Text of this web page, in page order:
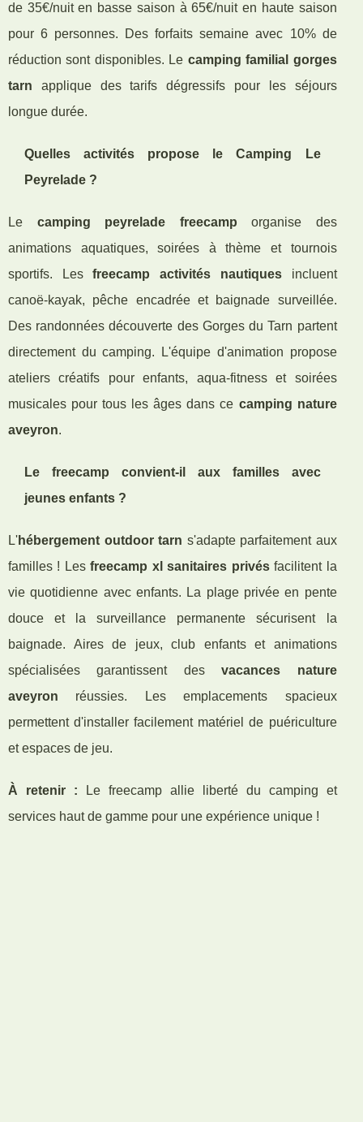
de 35€/nuit en basse saison à 65€/nuit en haute saison
pour 6 personnes. Des forfaits semaine avec 10% de
réduction sont disponibles. Le camping familial gorges
tarn applique des tarifs dégressifs pour les séjours
longue durée.
Quelles activités propose le Camping Le
Peyrelade ?
Le camping peyrelade freecamp organise des
animations aquatiques, soirées à thème et tournois
sportifs. Lesfreecamp activités nautiquesincluent
canoë-kayak, pêche encadrée et baignade surveillée.
Des randonnées découverte des Gorges du Tarn partent
directement du camping. L'équipe d'animation propose
ateliers créatifs pour enfants, aqua-fitness et soirées
musicales pour tous les âges dans ce camping nature
aveyron.
Le freecamp convient-il aux familles avec
jeunes enfants ?
L'hébergement outdoor tarn s'adapte parfaitement aux
familles ! Lesfreecamp xl sanitaires privésfacilitent la
vie quotidienne avec enfants. La plage privée en pente
douce et la surveillance permanente sécurisent la
baignade. Aires de jeux, club enfants et animations
spécialisées garantissent desvacances nature
aveyron réussies. Les emplacements spacieux
permettent d'installer facilement matériel de puériculture
et espaces de jeu.
À retenir : Le freecamp allie liberté du camping et
services haut de gamme pour une expérience unique !